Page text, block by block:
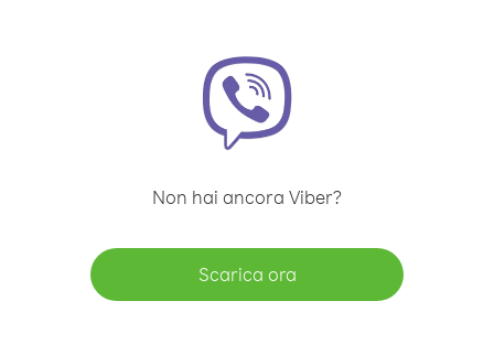
Non hai ancora Viber?
Scarica ora